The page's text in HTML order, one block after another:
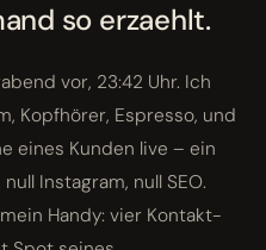
so erzaehlt.
vor, 23:42 Uhr. Ich
Kopfhörer, Espresso, und
eines Kunden live – ein
Instagram, null SEO.
Handy: vier Kontakt­